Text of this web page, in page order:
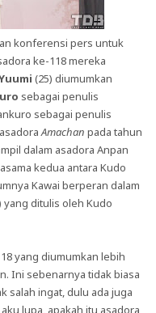
konferensi pers untuk
ke-118 mereka
(25) diumumkan
sebagai penulis
sebagai penulis
Amachan pada tahun
dalam asadora Anpan
kedua antara Kudo
Kawai berperan dalam
yang ditulis oleh Kudo
yang diumumkan lebih
Ini sebenarnya tidak biasa
salah ingat, dulu ada juga
lupa, apakah itu asadora